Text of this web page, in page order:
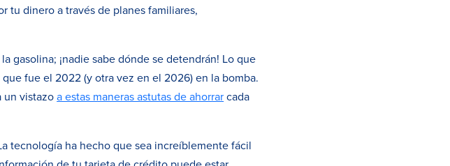
tu dinero a través de planes familiares,
gasolina; ¡nadie sabe dónde se detendrán! Lo que
fue el 2022 (y otra vez en el 2026) en la bomba.
un vistazoa estas maneras astutas de ahorrarcada
tecnología ha hecho que sea increíblemente fácil